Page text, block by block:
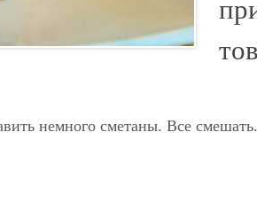
немного сметаны. Все смешать.